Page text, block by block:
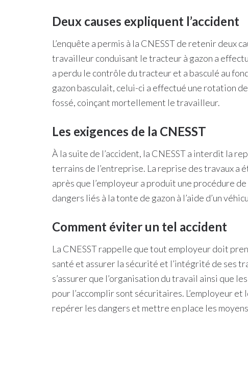
Deux causes expliquent l’accident
L’enquête a permis à la CNESST de retenir deux
travailleur conduisant le tracteur à gazon a
a perdu le contrôle du tracteur et a basculé au
gazon basculait, celui-ci a effectué une rotation
fossé, coinçant mortellement le travailleur.
Les exigences de la CNESST
À la suite de l’accident, la CNESST a interdit la
terrains de l’entreprise. La reprise des travaux a
après que l’employeur a produit une procédure
dangers liés à la tonte de gazon à l’aide d’un
Comment éviter un tel accident
La CNESST rappelle que tout employeur doit
santé et assurer la sécurité et l’intégrité de ses
s’assurer que l’organisation du travail ainsi que
pour l’accomplir sont sécuritaires. L’employeur
repérer les dangers et mettre en place les